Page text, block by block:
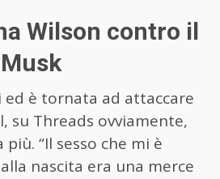
Wilson contro il
ed è tornata ad attaccare
su Threads ovviamente,
“Il sesso che mi è
nascita era una merce